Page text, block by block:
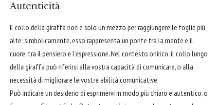
Autenticità
Il collo della giraffa non è solo un mezzo per raggiungere le foglie più
alte; simbolicamente, esso rappresenta un ponte tra la mente e il
cuore, tra il pensiero e l'espressione. Nel contesto onirico, il collo lungo
della giraffa può riferirsi alla vostra capacità di comunicare, o alla
necessità di migliorare le vostre abilità comunicative.
Può indicare un desiderio di esprimervi in modo più chiaro e autentico, o